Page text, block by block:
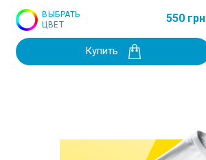
ВЫБРАТЬ
ЦВЕТ
550 грн
Купить